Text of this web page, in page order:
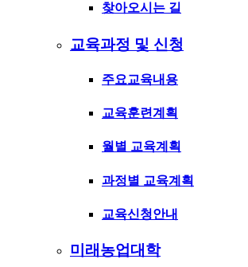
찾아오시는 길
교육과정 및 신청
주요교육내용
교육훈련계획
월별 교육계획
과정별 교육계획
교육신청안내
미래농업대학